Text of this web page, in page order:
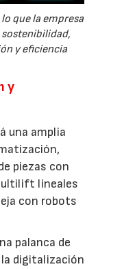
que la empresa
y eficiencia
y
una amplia
piezas con
lineales
con robots
palanca de
digitalización